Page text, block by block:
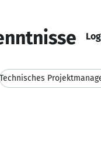
Technisches